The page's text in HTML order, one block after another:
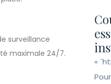
surveillance
maximale 24/7.
«